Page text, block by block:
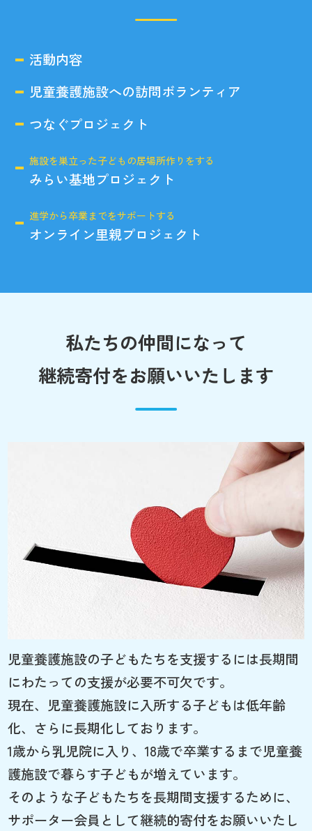
活動内容
児童養護施設への訪問ボランティア
つなぐプロジェクト
施設を巣立った子どもの居場所作りをする
みらい基地プロジェクト
進学から卒業までをサポートする
オンライン里親プロジェクト
私たちの仲間になって
継続寄付をお願いいたします
児童養護施設の子どもたちを支援するには長期間
にわたっての支援が必要不可欠です。
現在、児童養護施設に入所する子どもは低年齢
化、さらに長期化しております。
1歳から乳児院に入り、18歳で卒業するまで児童養
護施設で暮らす子どもが増えています。
そのような子どもたちを長期間支援するために、
サポーター会員として継続的寄付をお願いいたし